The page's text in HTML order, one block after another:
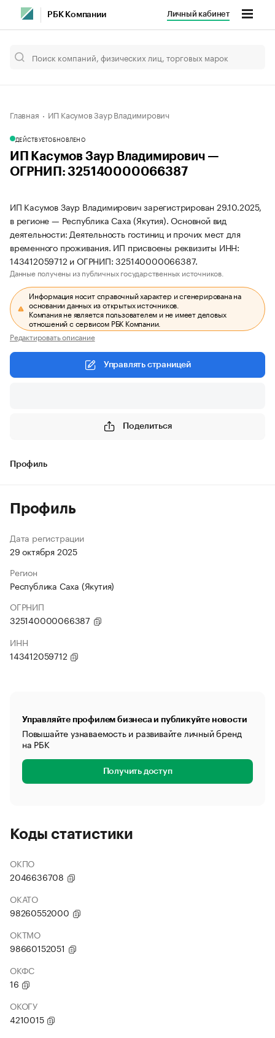
РБК Компании Личный кабинет
Главная ИП Касумов Заур Владимирович
ДЕЙСТВУЕТОБНОВЛЕНО
ИП Касумов Заур Владимирович —
ОГРНИП: 325140000066387
ИП Касумов Заур Владимирович зарегистрирован 29.10.2025,
в регионе — Республика Саха (Якутия). Основной вид
деятельности: Деятельность гостиниц и прочих мест для
временного проживания. ИП присвоены реквизиты ИНН:
143412059712 и ОГРНИП: 325140000066387.
Данные получены из публичных государственных источников.
Информация носит справочный характер и сгенерирована на
основании данных из открытых источников.
Компания не является пользователем и не имеет деловых
отношений с сервисом РБК Компании.
Редактировать описание
Управлять страницей
Поделиться
Профиль
Профиль
Дата регистрации
29 октября 2025
Регион
Республика Саха (Якутия)
ОГРНИП
325140000066387
ИНН
143412059712
Управляйте профилем бизнеса и публикуйте новости
Повышайте узнаваемость и развивайте личный бренд
на РБК
Получить доступ
Коды статистики
ОКПО
2046636708
ОКАТО
98260552000
ОКТМО
98660152051
ОКФС
16
ОКОГУ
4210015